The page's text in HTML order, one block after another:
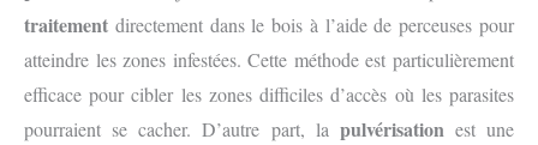
traitement directement dans le bois à l’aide de perceuses pour
atteindre les zones infestées. Cette méthode est particulièrement
efficace pour cibler les zones difficiles d’accès où les parasites
pourraient se cacher. D’autre part, la pulvérisation est une